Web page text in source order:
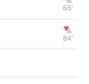
65‎’‎
84‎’‎